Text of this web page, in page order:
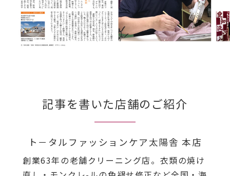
記事を書いた店舗のご紹介
ト－タルファッションケア太陽舎 本店
創業63年の老舗クリーニング店。衣類の焼け